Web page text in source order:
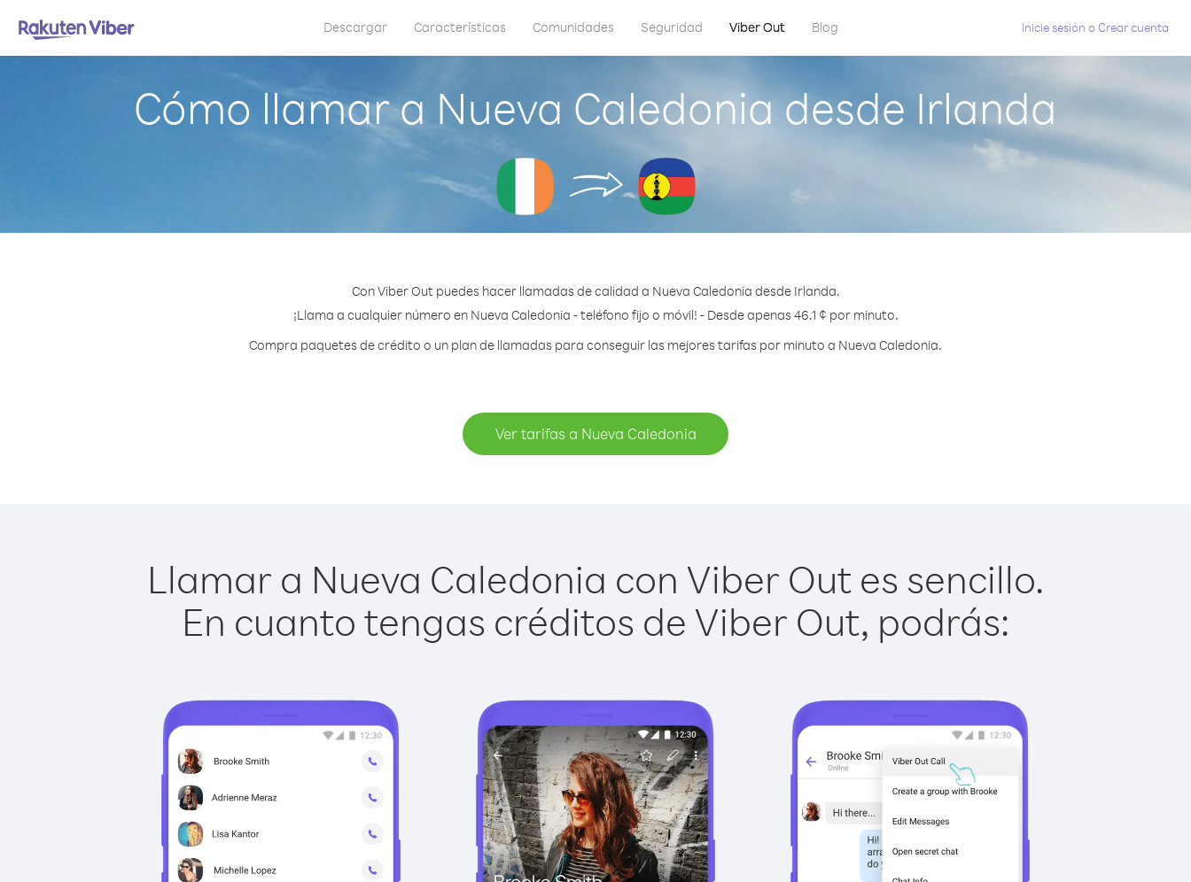
Descargar Características Comunidades Seguridad Viber Out Blog Inicie sesión oCrear cuenta
Cómo llamar a Nueva Caledonia desde Irlanda
Con Viber Out puedes hacer llamadas de calidad a Nueva Caledonia desde Irlanda.
¡Llama a cualquier número en Nueva Caledonia - teléfono fijo o móvil! - Desde apenas 46.1 ¢ por minuto.
Compra paquetes de crédito o un plan de llamadas para conseguir las mejores tarifas por minuto a Nueva Caledonia.
Ver tarifas a Nueva Caledonia
Llamar a Nueva Caledonia con Viber Out es sencillo.
En cuanto tengas créditos de Viber Out, podrás: